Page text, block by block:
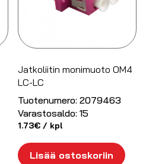
Jatkoliitin monimuoto OM4
LC-LC
Tuotenumero: 2079463
Varastosaldo: 15
1.73€ / kpl
Lisää ostoskoriin